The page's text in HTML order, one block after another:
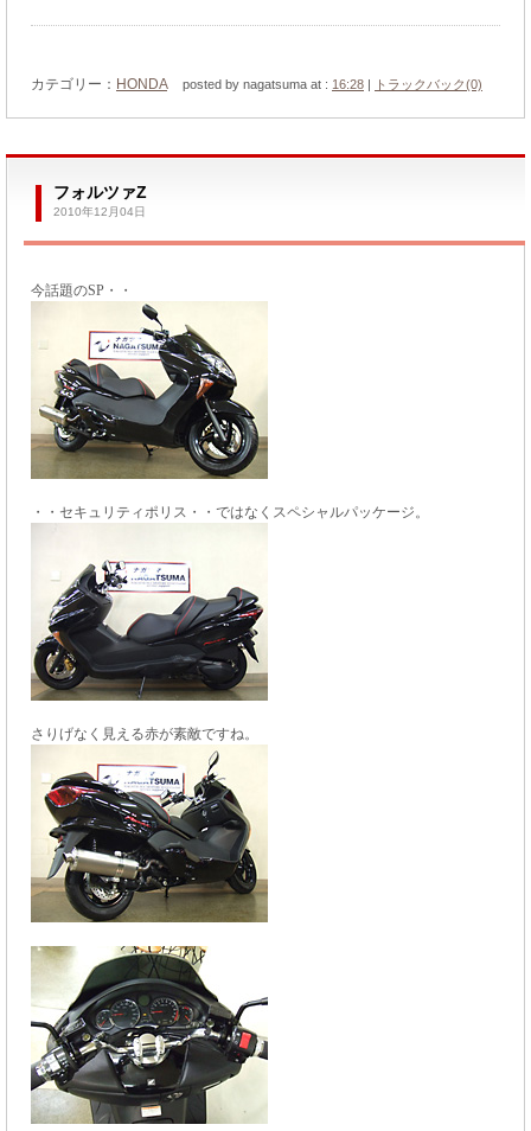
カテゴリー： HONDA posted by nagatsuma at : 16:28 | トラックバック(0)
フォルツァZ
2010年12月04日
今話題のSP・・
・・セキュリティポリス・・ではなくスペシャルパッケージ。
さりげなく見える赤が素敵ですね。